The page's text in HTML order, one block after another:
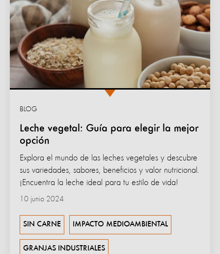
Leche vegetal: Guía para elegir la mejor
opción
BLOG
Explora el mundo de las leches vegetales y descubre
sus variedades, sabores, beneficios y valor nutricional.
¡Encuentra la leche ideal para tu estilo de vida!
10 junio 2024
SIN CARNE IMPACTO MEDIOAMBIENTAL
GRANJAS INDUSTRIALES